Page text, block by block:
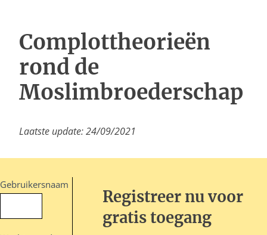
Complottheorieën
rond de
Moslimbroederschap
Laatste update: 24/09/2021
Gebruikersnaam
Registreer nu voor
gratis toegang